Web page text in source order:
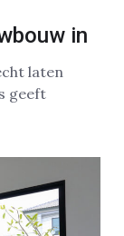
in
laten
geeft